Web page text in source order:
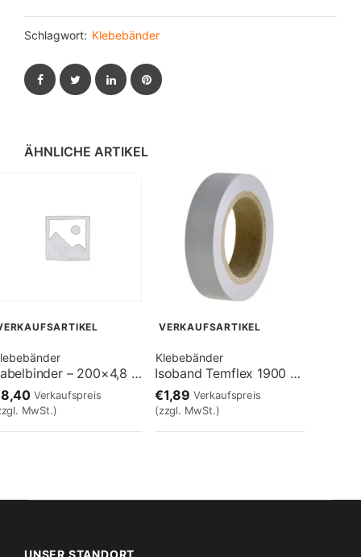
Schlagwort: Klebebänder
FacebookTwitterLinkedInPinterest
ÄHNLICHE ARTIKEL
Kabelbinder – 200×4,8 Weiß
Verkaufspreis
MwSt.)
VERKAUFSARTIKEL
Klebebänder
Isoband Temflex 1900 – grau
€1,89 Verkaufspreis
(zzgl. MwSt.)
UNSER STANDORT